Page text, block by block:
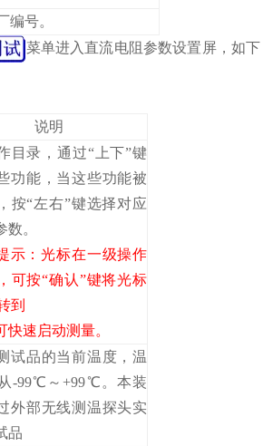
编号。
菜单进入直流电阻参数设置屏，如下
说明
目录，通过“上下”键
功能，当这些功能被
按“左右”键选择对应
数。
示：光标在一级操作
可按“确认”键将光标
到
快速启动测量。
试品的当前温度，温
-99℃～+99℃。本装
外部无线测温探头实
品